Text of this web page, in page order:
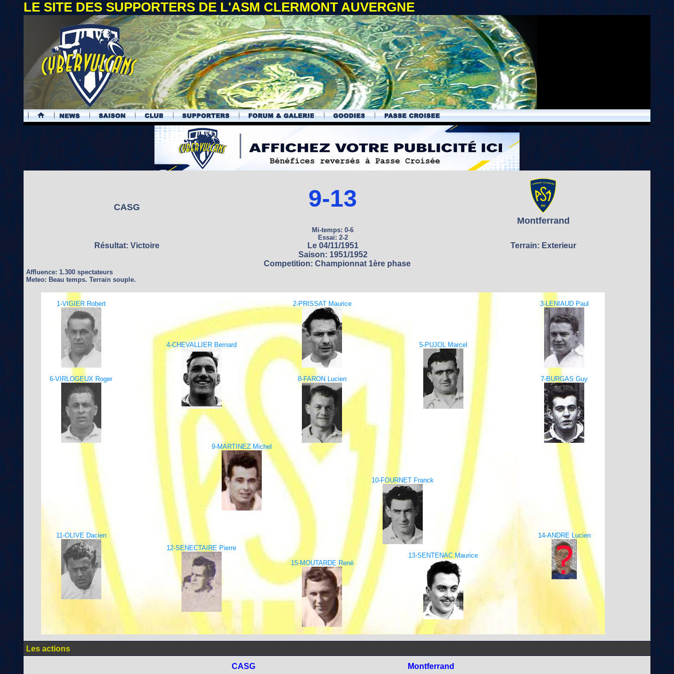
LE SITE DES SUPPORTERS DE L'ASM CLERMONT AUVERGNE
.
CASG 9-13
Montferrand
Mi-temps: 0-6
Essai: 2-2
Résultat: Victoire Le 04/11/1951
Terrain: Exterieur
Saison: 1951/1952
Competition: Championnat 1ère phase
Affluence: 1.300 spectateurs
Meteo: Beau temps. Terrain souple.
1-VIGIER Robert 2-PRISSAT Maurice 3-LENIAUD Paul
4-CHEVALLIER Bernard 5-PUJOL Marcel
6-VIRLOGEUX Roger 8-FARON Lucien 7-BURGAS Guy
9-MARTINEZ Michel
10-FOURNET Franck
11-OLIVE Dacien
14-ANDRE Lucien
12-SENECTAIRE Pierre
13-SENTENAC Maurice
15-MOUTARDE René
Les actions
CASG Montferrand